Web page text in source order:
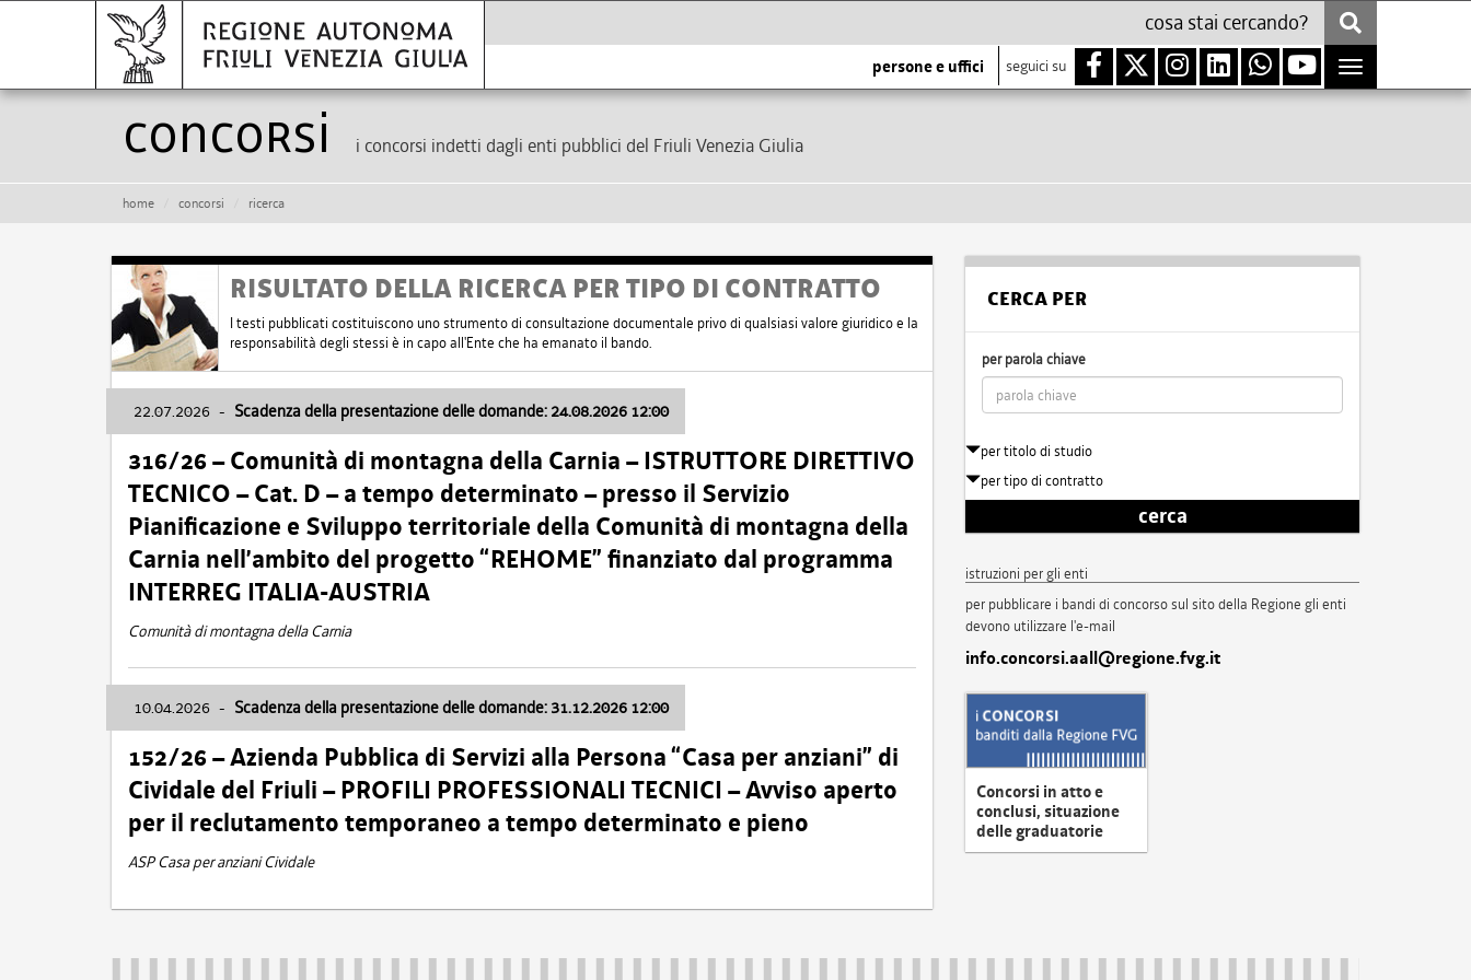
persone e uffici seguici su
Toggle
navigation
Concorsi i concorsi indetti dagli enti pubblici del Friuli Venezia Giulia
home concorsi ricerca
RISULTATO DELLA RICERCA PER TIPO DI CONTRATTO
I testi pubblicati costituiscono uno strumento di consultazione documentale privo di qualsiasi valore giuridico e la
responsabilità degli stessi è in capo all'Ente che ha emanato il bando.
22.07.2026 - Scadenza della presentazione delle domande: 24.08.2026 12:00
316/26 – Comunità di montagna della Carnia – ISTRUTTORE DIRETTIVO
TECNICO – Cat. D – a tempo determinato – presso il Servizio
Pianificazione e Sviluppo territoriale della Comunità di montagna della
Carnia nell’ambito del progetto “REHOME” finanziato dal programma
INTERREG ITALIA-AUSTRIA
Comunità di montagna della Carnia
10.04.2026 - Scadenza della presentazione delle domande: 31.12.2026 12:00
152/26 – Azienda Pubblica di Servizi alla Persona “Casa per anziani” di
Cividale del Friuli – PROFILI PROFESSIONALI TECNICI – Avviso aperto
per il reclutamento temporaneo a tempo determinato e pieno
ASP Casa per anziani Cividale
CERCA PER
per parola chiave
per titolo di studio
per tipo di contratto
cerca
istruzioni per gli enti
per pubblicare i bandi di concorso sul sito della Regione gli enti
devono utilizzare l'e-mail
info.concorsi.aall@regione.fvg.it
Concorsi in atto e
conclusi, situazione
delle graduatorie